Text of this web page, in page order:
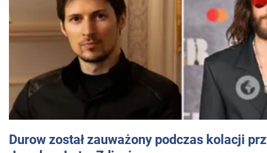
Durow został zauważony podczas kolacji